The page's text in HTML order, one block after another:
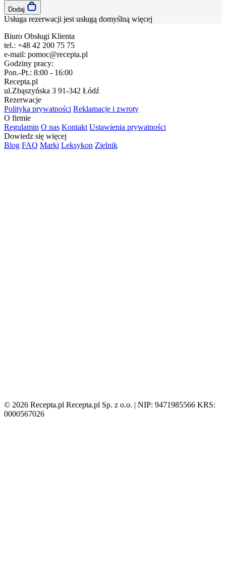
Dodaj
Usługa rezerwacji jest usługą domyślną więcej
Biuro Obsługi Klienta
tel.: +48 42 200 75 75
e-mail: pomoc@recepta.pl
Godziny pracy:
Pon.-Pt.: 8:00 - 16:00
Recepta.pl
ul.Zbąszyńska 3 91-342 Łódź
Rezerwacje
Polityka prywatności Reklamacje i zwroty
O firmie
Regulamin O nas Kontakt Ustawienia prywatności
Dowiedz się więcej
Blog FAQ Marki Leksykon Zielnik
© 2026 Recepta.pl Recepta.pl Sp. z o.o. | NIP: 9471985566 KRS:
0000567026